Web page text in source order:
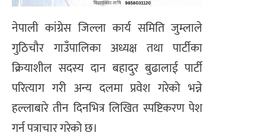
नेपाली कांग्रेस जिल्ला कार्य समिति जुम्लाले
गुठिचौर गाउँपालिका अध्यक्ष तथा पार्टीका
क्रियाशील सदस्य दान बहादुर बुढालाई पार्टी
परित्याग गरी अन्य दलमा प्रवेश गरेको भन्ने
हल्लाबारे तीन दिनभित्र लिखित स्पष्टिकरण पेश
गर्न पत्राचार गरेको छ।